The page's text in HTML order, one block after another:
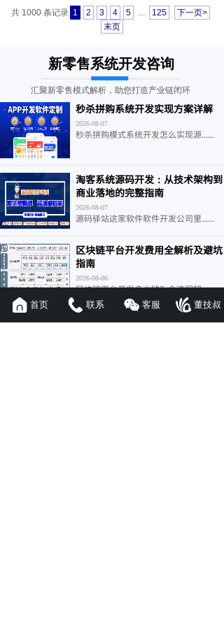
共 1000 条记录 1 2 3 4 5 … 125
下一页>
末页
新零售系统开发咨询
汇聚新零售模式解析，助您打造产业链闭环
秒杀拼购系统开发实现方案详解
2026-08-07
秒杀拼购模式系统开发怎么实现源......
淘客系统源码开发：从技术架构到
商业落地的完整指南
2026-08-07
源码驿站这家软件软件开发公司里......
区块链平台开发费用全解析及避坑
指南
2026-08-06
区块链平台开发多少钱？全流程解......
首页 联系 客服 董技叔